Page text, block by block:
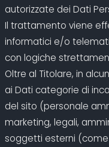
autorizzate dei Dati
Il trattamento viene
informatici e/o
con logiche
Oltre al Titolare, in
ai Dati categorie di
del sito (personale
marketing, legali,
soggetti esterni (come